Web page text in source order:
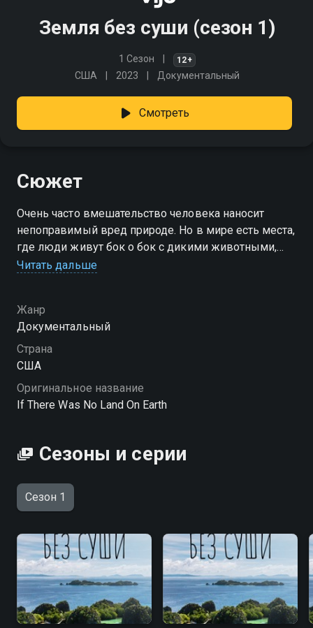
Земля без суши (сезон 1)
1 Сезон 12+
США 2023 Документальный
Смотреть
Сюжет
Очень часто вмешательство человека наносит
непоправимый вред природе. Но в мире есть места,
где люди живут бок о бок с дикими животными,
не уничтожая их и не разрушая местную экосистему.
вы можете совершенно бесплатно в хорошем HD
качестве на Смотрёшке
Читать дальше
Жанр
Документальный
Страна
США
Оригинальное название
If There Was No Land On Earth
Сезоны и серии
Сезон 1